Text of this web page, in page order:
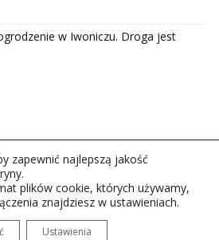
w Iwoniczu. Droga jest
Rzeszów S.A. w likwidacj.
zapewnić najlepszą jakość
plików cookie, których używamy,
znajdziesz w ustawieniach.
Ustawienia